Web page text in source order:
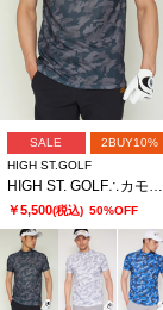
SALE
2BUY10%
HIGH ST.GOLF
HIGH ST. GOLF∴カモ柄ハニカム鹿の子モックネックシャツ ＜AdE＞
￥5,500(税込) 50%OFF